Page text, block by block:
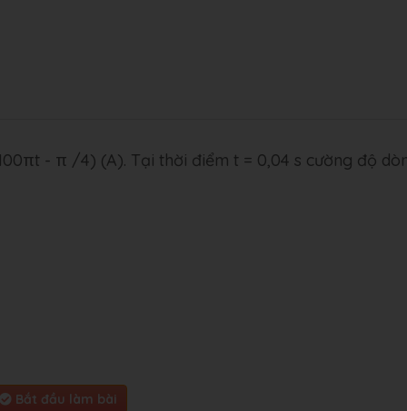
- π /4) (A). Tại thời điểm t = 0,04 s cường độ
Bắt đầu làm bài